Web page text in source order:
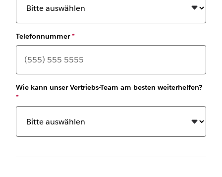
Telefonnummer*
Wie kann unser Vertriebs-Team am besten weiterhelfen?
*